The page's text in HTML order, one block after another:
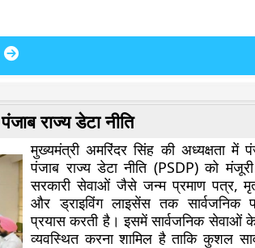
पंजाब राज्य डेटा नीति
मुख्यमंत्री अमरिंदर सिंह की अध्यक्षता में
पंजाब राज्य डेटा नीति (PSDP) को
सरकारी सेवाओं जैसे जन्म प्रमाण पत्र,
और ड्राइविंग लाइसेंस तक सार्वजनिक
प्रयास करती है। इसमें सार्वजनिक सेवाओं
व्यवस्थित करना शामिल है ताकि कुशल